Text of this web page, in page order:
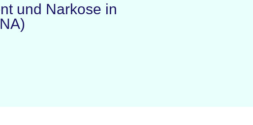
und Narkose in